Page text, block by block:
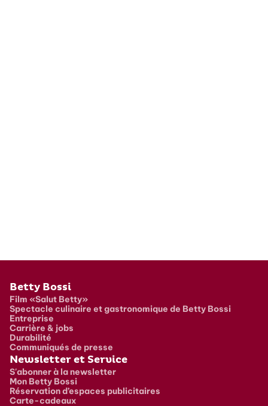
Pied de page
Betty Bossi
Film «Salut Betty»
Spectacle culinaire et gastronomique de Betty Bossi
Entreprise
Carrière & jobs
Durabilité
Communiqués de presse
Newsletter et Service
S'abonner à la newsletter
Mon Betty Bossi
Réservation d’espaces publicitaires
Carte-cadeaux